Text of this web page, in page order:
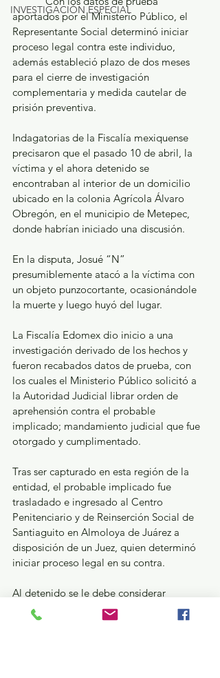
INVESTIGACIÓN ESPECIAL
aportados por el Ministerio Público, el
Representante Social determinó iniciar
proceso legal contra este individuo,
además estableció plazo de dos meses
para el cierre de investigación
complementaria y medida cautelar de
prisión preventiva.
Indagatorias de la Fiscalía mexiquense
precisaron que el pasado 10 de abril, la
víctima y el ahora detenido se
encontraban al interior de un domicilio
ubicado en la colonia Agrícola Álvaro
Obregón, en el municipio de Metepec,
donde habrían iniciado una discusión.
En la disputa, Josué “N”
presumiblemente atacó a la víctima con
un objeto punzocortante, ocasionándole
la muerte y luego huyó del lugar.
La Fiscalía Edomex dio inicio a una
investigación derivado de los hechos y
fueron recabados datos de prueba, con
los cuales el Ministerio Público solicitó a
la Autoridad Judicial librar orden de
aprehensión contra el probable
implicado; mandamiento judicial que fue
otorgado y cumplimentado.
Tras ser capturado en esta región de la
entidad, el probable implicado fue
trasladado e ingresado al Centro
Penitenciario y de Reinserción Social de
Santiaguito en Almoloya de Juárez a
disposición de un Juez, quien determinó
iniciar proceso legal en su contra.
Al detenido se le debe considerar
inocente hasta que sea dictada una
sentencia condenatoria en su contra.